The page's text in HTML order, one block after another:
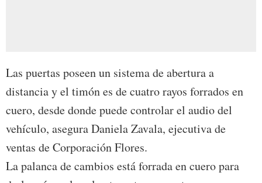
Las puertas poseen un sistema de abertura a
distancia y el timón es de cuatro rayos forrados en
cuero, desde donde puede controlar el audio del
vehículo, asegura Daniela Zavala, ejecutiva de
ventas de Corporación Flores.
La palanca de cambios está forrada en cuero para